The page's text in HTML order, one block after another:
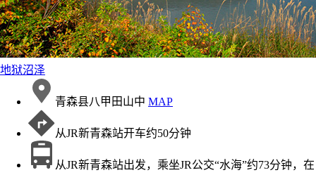
地狱沼泽
青森县八甲田山中 MAP
从JR新青森站开车约50分钟
从JR新青森站出发，乘坐JR公交“水海”约73分钟，在